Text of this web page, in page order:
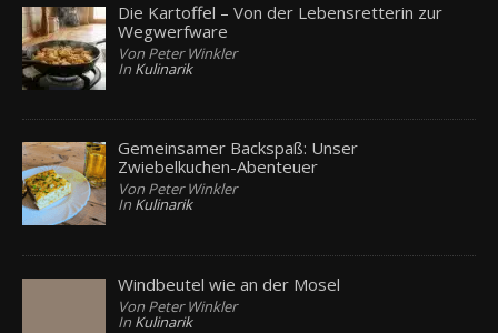
Die Kartoffel – Von der Lebensretterin zur
Wegwerfware
Von Peter Winkler
In Kulinarik
Gemeinsamer Backspaß: Unser
Zwiebelkuchen-Abenteuer
Von Peter Winkler
In Kulinarik
Windbeutel wie an der Mosel
Von Peter Winkler
In Kulinarik